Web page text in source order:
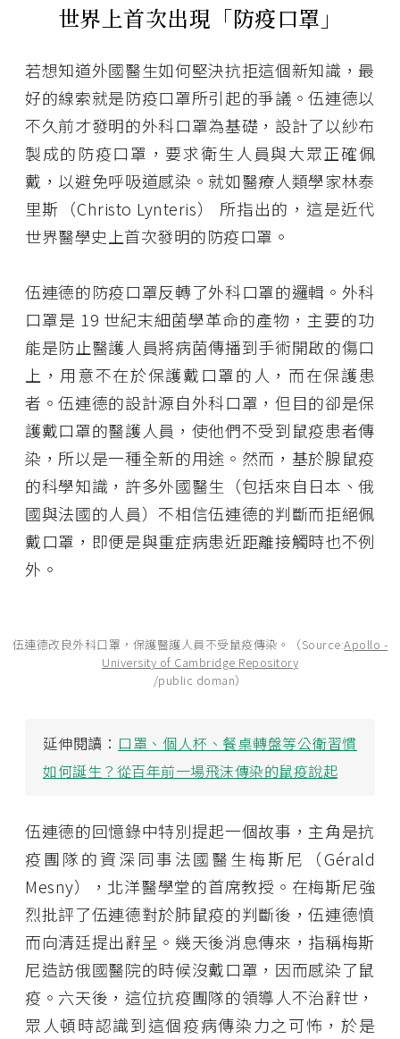
世界上首次出現「防疫口罩」
若想知道外國醫生如何堅決抗拒這個新知識，最
好的線索就是防疫口罩所引起的爭議。伍連德以
不久前才發明的外科口罩為基礎，設計了以紗布
製成的防疫口罩，要求衛生人員與大眾正確佩
戴，以避免呼吸道感染。就如醫療人類學家林泰
里斯（Christo Lynteris） 所指出的，這是近代
世界醫學史上首次發明的防疫口罩。
伍連德的防疫口罩反轉了外科口罩的邏輯。外科
口罩是 19 世紀末細菌學革命的產物，主要的功
能是防止醫護人員將病菌傳播到手術開啟的傷口
上，用意不在於保護戴口罩的人，而在保護患
者。伍連德的設計源自外科口罩，但目的卻是保
護戴口罩的醫護人員，使他們不受到鼠疫患者傳
染，所以是一種全新的用途。然而，基於腺鼠疫
的科學知識，許多外國醫生（包括來自日本、俄
國與法國的人員）不相信伍連德的判斷而拒絕佩
戴口罩，即便是與重症病患近距離接觸時也不例
外。
伍連德改良外科口罩，保護醫護人員不受鼠疫傳染。（Source:Apollo -
University of Cambridge Repository
/public doman）
延伸閱讀： 口罩、個人杯、餐桌轉盤等公衛習慣
如何誕生？從百年前一場飛沫傳染的鼠疫說起
伍連德的回憶錄中特別提起一個故事，主角是抗
疫團隊的資深同事法國醫生梅斯尼（Gérald
Mesny），北洋醫學堂的首席教授。在梅斯尼強
烈批評了伍連德對於肺鼠疫的判斷後，伍連德憤
而向清廷提出辭呈。幾天後消息傳來，指稱梅斯
尼造訪俄國醫院的時候沒戴口罩，因而感染了鼠
疫。六天後，這位抗疫團隊的領導人不治辭世，
眾人頓時認識到這個疫病傳染力之可怖，於是